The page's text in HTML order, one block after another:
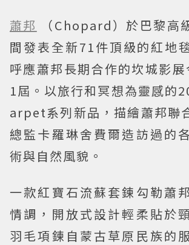
蕭邦
（Chopard）於巴黎高
間發表全新71件頂級的紅地
呼應蕭邦長期合作的坎城影
1屆。以旅行和冥想為靈感的
arpet系列新品，描繪蕭邦聯
總監卡羅琳舍費爾造訪過的
術與自然風貌。
一款紅寶石流蘇套鍊勾勒蕭
情調，開放式設計輕柔貼於
羽毛項鍊自蒙古草原民族的